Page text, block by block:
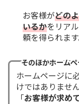
お客様がどの
いるかをリア
頼を得られます
そのほかホーム
ホームページに
けではありませ
「お客様が求め